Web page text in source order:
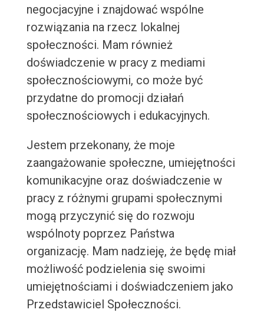
negocjacyjne i znajdować wspólne
rozwiązania na rzecz lokalnej
społeczności. Mam również
doświadczenie w pracy z mediami
społecznościowymi, co może być
przydatne do promocji działań
społecznościowych i edukacyjnych.
Jestem przekonany, że moje
zaangażowanie społeczne, umiejętności
komunikacyjne oraz doświadczenie w
pracy z różnymi grupami społecznymi
mogą przyczynić się do rozwoju
wspólnoty poprzez Państwa
organizację. Mam nadzieję, że będę miał
możliwość podzielenia się swoimi
umiejętnościami i doświadczeniem jako
Przedstawiciel Społeczności.